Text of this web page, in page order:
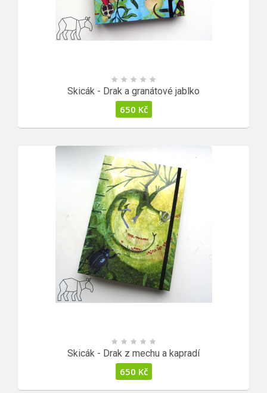
Skicák - Drak a granátové jablko
650 Kč
Skicák - Drak z mechu a kapradí
650 Kč